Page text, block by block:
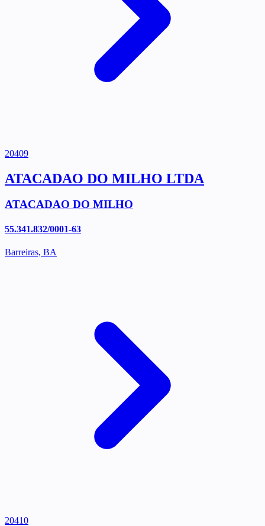
20409
ATACADAO DO MILHO LTDA
ATACADAO DO MILHO
55.341.832/0001-63
Barreiras, BA
20410